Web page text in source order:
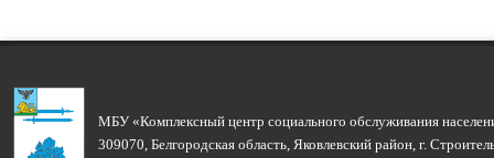
МБУ «Комплексный центр социального обслуживания
309070, Белгородская область, Яковлевский район, г.